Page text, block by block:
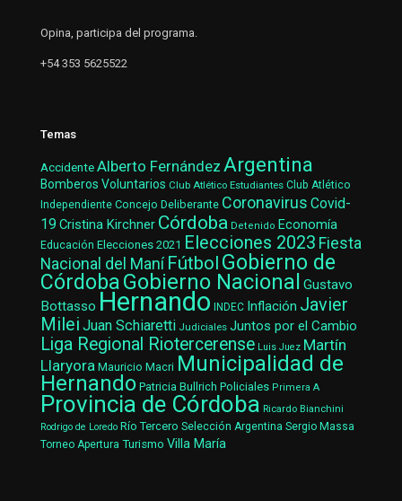
Opina, participa del programa.
+54 353 5625522
Temas
AccidenteAlberto Fernández Argentina
Bomberos Voluntarios Club Atlético Estudiantes Club Atlético
Independiente Concejo Deliberante Coronavirus Covid-
19 Cristina Kirchner Córdoba Detenido Economía
Educación Elecciones 2021 Elecciones 2023 Fiesta
Nacional del Maní Fútbol Gobierno de
CórdobaGobierno Nacional Gustavo
Bottasso Hernando INDEC Inflación Javier
Milei Juan Schiaretti Judiciales Juntos por el Cambio
Liga Regional Riotercerense Luis Juez Martín
Llaryora Mauricio Macri Municipalidad de
Hernando Patricia Bullrich Policiales Primera A
Provincia de Córdoba Ricardo Bianchini
Rodrigo de Loredo Río Tercero Selección Argentina Sergio Massa
Torneo Apertura Turismo Villa María